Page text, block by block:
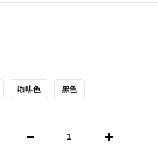
咖啡色 黑色